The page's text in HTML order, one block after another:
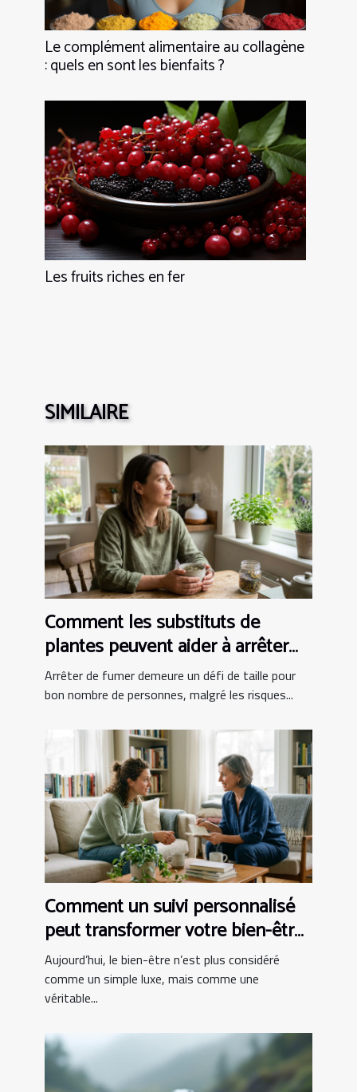
Le complément alimentaire au collagène
: quels en sont les bienfaits ?
Les fruits riches en fer
SIMILAIRE
Comment les substituts de
plantes peuvent aider à arrêter
de fumer ?
Arrêter de fumer demeure un défi de taille pour
bon nombre de personnes, malgré les risques...
Comment un suivi personnalisé
peut transformer votre bien-être
?
Aujourd’hui, le bien-être n’est plus considéré
comme un simple luxe, mais comme une
véritable...